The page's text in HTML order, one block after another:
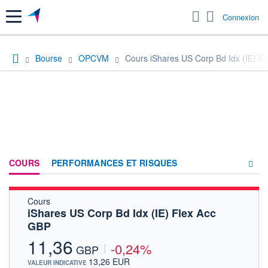
Menu Connexion
Bourse OPCVM Cours iShares US Corp Bd Idx (IE)
COURS PERFORMANCES ET RISQUES
FORUM
Cours
iShares US Corp Bd Idx (IE) Flex Acc
GBP
11,36 GBP -0,24%
VALEUR INDICATIVE 13,26 EUR